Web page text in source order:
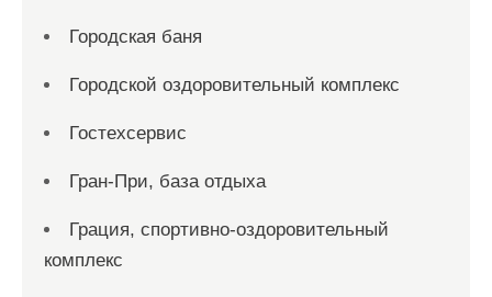
Городская баня
Городской оздоровительный комплекс
Гостехсервис
Гран-При, база отдыха
Грация, спортивно-оздоровительный
комплекс